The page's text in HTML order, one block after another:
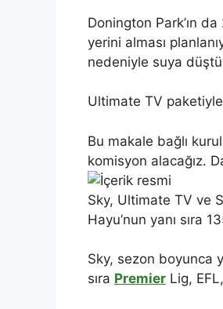
Donington Park’ın
yerini alması
nedeniyle suya
Ultimate TV
Bu makale bağlı
komisyon alacağız.
Sky, Ultimate TV ve
Hayu’nun yanı sıra
Sky, sezon boyunca
sıra Premier Lig,